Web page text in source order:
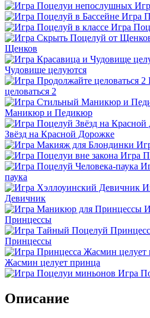
Игра
Игра
Щенков
Чудовище целуются
целоваться 2
Маникюр и Педикюр
Звёзд на Красной Дорожке
Игра
паука
Девичник
Принцессы
Принцессы
Жасмин целует принца
Игра
Описание